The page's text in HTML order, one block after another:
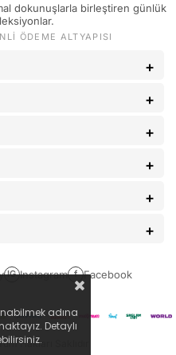
dokunuşlarla birleştiren günlük
ÖDEME ALTYAPISI
IG Instagram f Facebook
Hakları Saklıdır
adına
Detaylı